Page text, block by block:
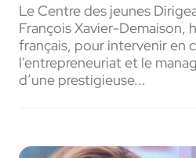
Le Centre des jeunes
François Xavier-Demaison,
français, pour intervenir en
l'entrepreneuriat et le
d’une prestigieuse...